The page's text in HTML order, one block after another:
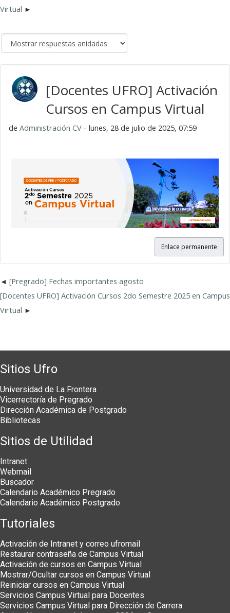
Virtual
[Docentes UFRO] Activación
Cursos en Campus Virtual
de Administración CV - lunes, 28 de julio de 2025, 07:59
Enlace permanente
[Pregrado] Fechas importantes agosto
[Docentes UFRO] Activación Cursos 2do Semestre 2025 en Campus
Virtual
Sitios Ufro
Universidad de La Frontera
Vicerrectoría de Pregrado
Dirección Académica de Postgrado
Bibliotecas
Sitios de Utilidad
Intranet
Webmail
Buscador
Calendario Académico Pregrado
Calendario Académico Postgrado
Tutoriales
Activación de Intranet y correo ufromail
Restaurar contraseña de Campus Virtual
Activación de cursos en Campus Virtual
Mostrar/Ocultar cursos en Campus Virtual
Reiniciar cursos en Campus Virtual
Servicios Campus Virtual para Docentes
Servicios Campus Virtual para Dirección de Carrera